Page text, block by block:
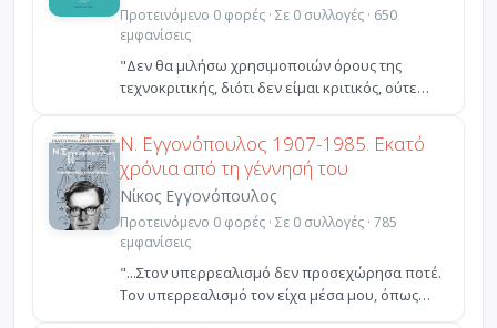
Προτεινόμενο 0 φορές · Σε 0 συλλογές · 650
εμφανίσεις
"Δεν θα μιλήσω χρησιμοποιών όρους της
τεχνοκριτικής, διότι δεν είμαι κριτικός, ούτε
τρέφω συμπάθειες...
Ν. Εγγονόπουλος 1907-1985. Εκατό
χρόνια από τη γέννησή του
Νίκος Εγγονόπουλος
Προτεινόμενο 0 φορές · Σε 0 συλλογές · 785
εμφανίσεις
"...Στον υπερρεαλισμό δεν προσεχώρησα ποτέ.
Τον υπερρεαλισμό τον είχα μέσα μου, όπως
είχα μέσα μου τ...